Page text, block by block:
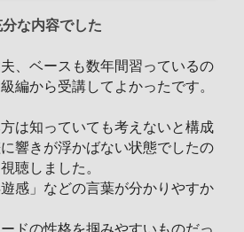
な内容でした
、ベースも数年間習っているの
編から受講してよかったです。
は知っていても考えないと構成
響きが浮かばない状態でしたの
聴しました。
感」などの言葉が分かりやすか